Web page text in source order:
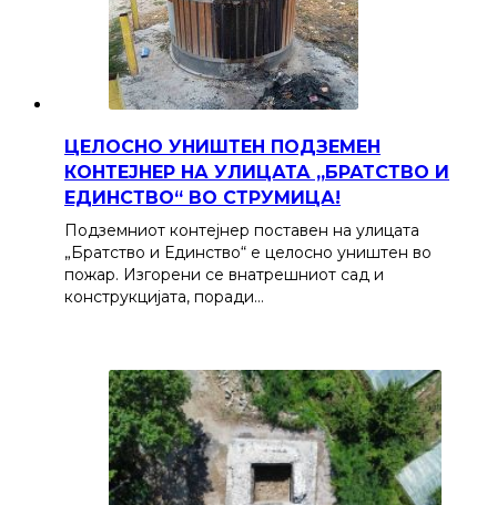
ЦЕЛОСНО УНИШТЕН ПОДЗЕМЕН
КОНТЕЈНЕР НА УЛИЦАТА „БРАТСТВО И
ЕДИНСТВО“ ВО СТРУМИЦА!
Подземниот контејнер поставен на улицата
„Братство и Единство“ е целосно уништен во
пожар. Изгорени се внатрешниот сад и
конструкцијата, поради…